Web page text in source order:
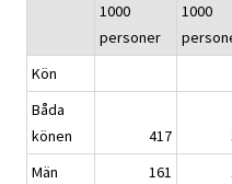
1000
personer
1000
Kön
Båda
könen
417
Män
161